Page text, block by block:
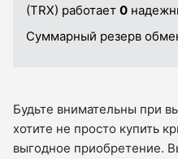
(TRX) работает 0
Суммарный резерв
Будьте внимательны при
хотите не просто купить
выгодное приобретение.